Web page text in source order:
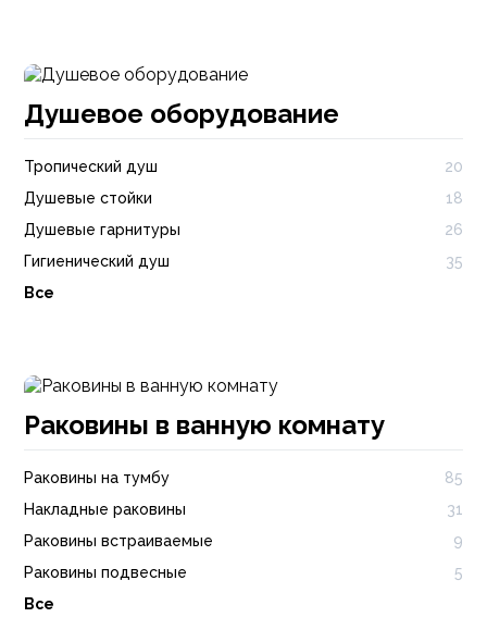
Душевое оборудование
Тропический душ
20
Душевые стойки
18
Душевые гарнитуры
26
Гигиенический душ
35
Все
Раковины в ванную комнату
Раковины на тумбу
85
Накладные раковины
31
Раковины встраиваемые
9
Раковины подвесные
5
Все